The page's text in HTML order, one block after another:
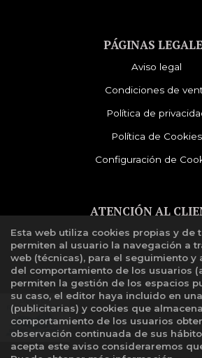
PÁGINAS
Aviso legal
Condiciones de
Política de
Política de Cookies
Configuración de
ATENCIÓN AL
Quiénes somos
Libro de
Esta web utiliza cookies propias y de
permiten al usuario la navegación a
web (técnicas), para el seguimiento y
del comportamiento de los usuarios
permiten la gestión de los espacios
su caso, el editor haya incluido en
(publicitarias) y cookies que
comportamiento de los usuarios
observación continuada de sus
acepta este aviso consideraremos